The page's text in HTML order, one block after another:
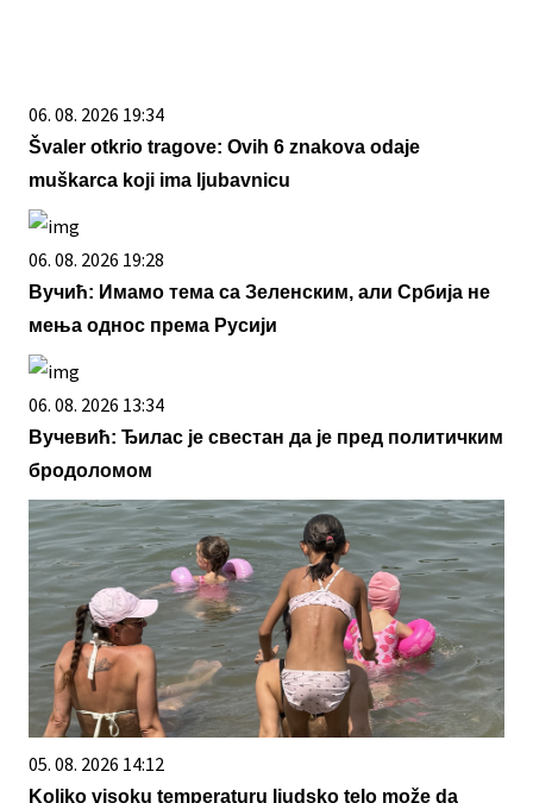
06. 08. 2026 19:34
Švaler otkrio tragove: Ovih 6 znakova odaje
muškarca koji ima ljubavnicu
06. 08. 2026 19:28
Вучић: Имамо тема са Зеленским, али Србија не
мења однос према Русији
06. 08. 2026 13:34
Вучевић: Ђилас је свестан да је пред политичким
бродоломом
05. 08. 2026 14:12
Koliko visoku temperaturu ljudsko telo može da